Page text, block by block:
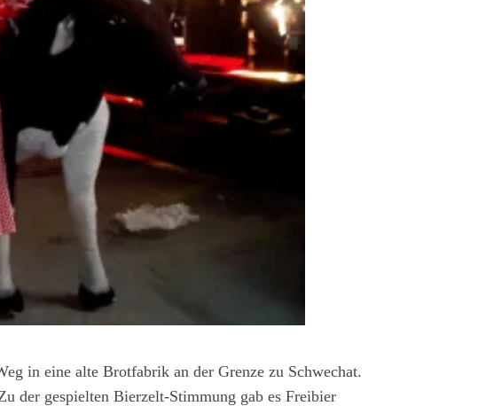
in eine alte Brotfabrik an der Grenze zu Schwechat.
der gespielten Bierzelt-Stimmung gab es Freibier